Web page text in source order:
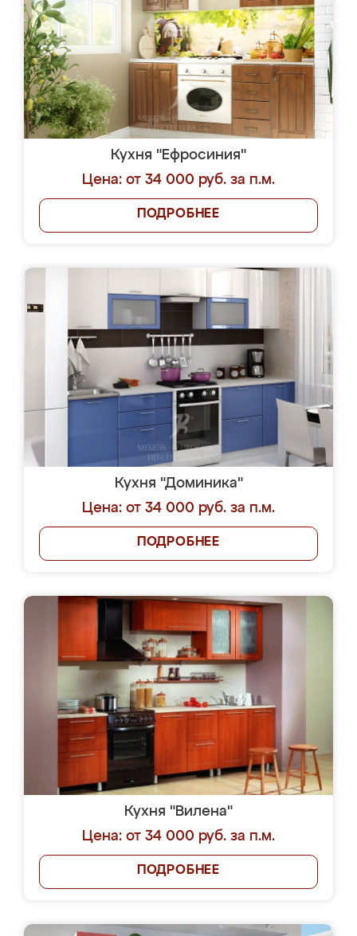
Кухня "Ефросиния"
Цена: от 34 000 руб. за п.м.
ПОДРОБНЕЕ
Кухня "Доминика"
Цена: от 34 000 руб. за п.м.
ПОДРОБНЕЕ
Кухня "Вилена"
Цена: от 34 000 руб. за п.м.
ПОДРОБНЕЕ